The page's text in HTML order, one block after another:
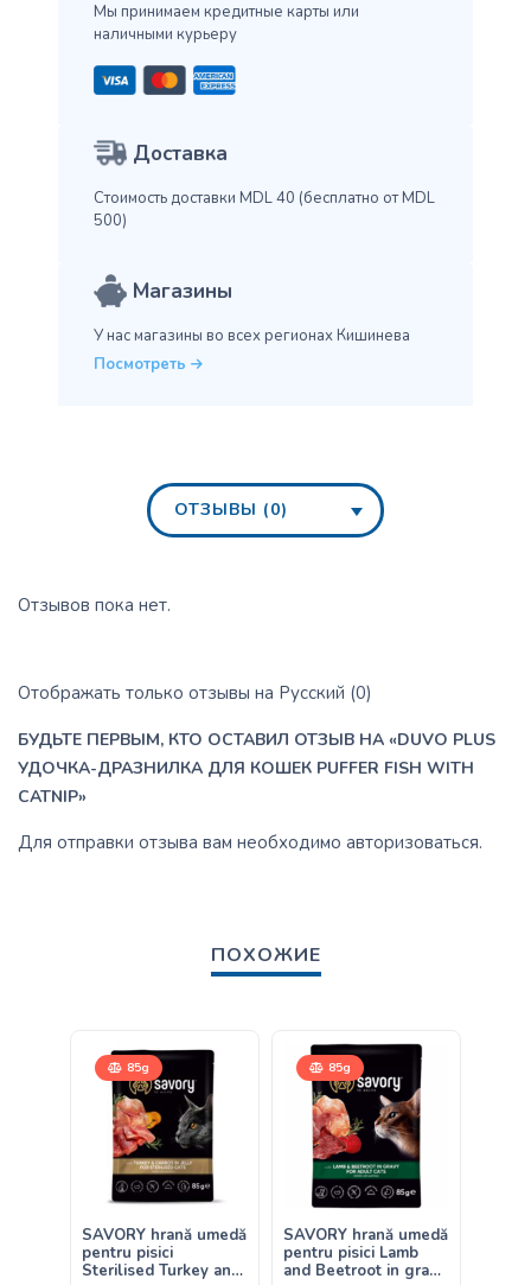
Мы принимаем кредитные карты или
наличными курьеру
Доставка
Стоимость доставки MDL 40 (бесплатно от MDL
500)
Магазины
У нас магазины во всех регионах Кишинева
Посмотреть
ОТЗЫВЫ (0)
Отзывов пока нет.
Отображать только отзывы на Русский (0)
БУДЬТЕ ПЕРВЫМ, КТО ОСТАВИЛ ОТЗЫВ НА «DUVO PLUS
УДОЧКА-ДРАЗНИЛКА ДЛЯ КОШЕК PUFFER FISH WITH
CATNIP»
Для отправки отзыва вам необходимо авторизоваться.
ПОХОЖИЕ
85g
SAVORY hrană umedă
pentru pisici
Sterilised Turkey and
85g
SAVORY hrană umedă
pentru pisici Lamb
and Beetroot in gravy